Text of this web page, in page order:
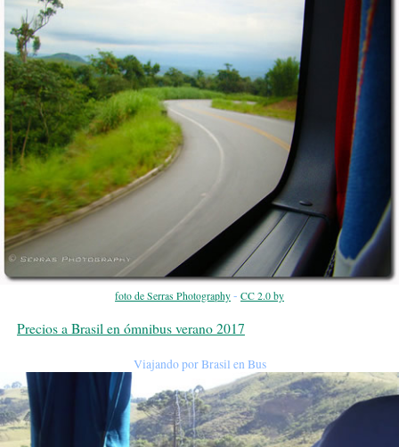
foto de Serras Photography - CC 2.0 by
Precios a Brasil en ómnibus verano 2017
Viajando por Brasil en Bus